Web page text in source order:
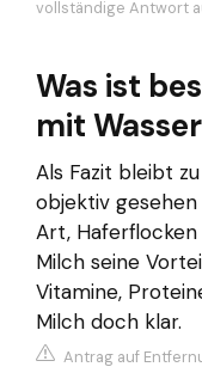
vollständige Antwort
Was ist
mit
Als Fazit bleibt
objektiv
Art,
Milch seine
Vitamine,
Milch doch klar.
Antrag auf